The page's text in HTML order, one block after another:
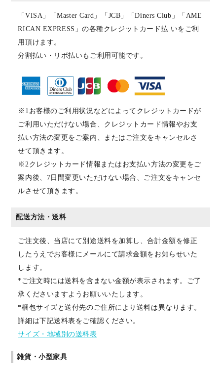
「VISA」「Master Card」「JCB」「Diners Club」「AME
RICAN EXPRESS」の各種クレジットカード払 いをご利
用頂けます。
分割払い・リボ払いもご利用可能です。
※1お客様のご利用状況などによってクレジットカードが
ご利用いただけない場合、クレジットカード情報やお支
払い方法の変更をご案内、またはご注文をキャンセルさ
せて頂きます。
※2クレジットカード情報またはお支払い方法の変更をご
案内後、7日間変更いただけない場合、ご注文をキャンセ
ルさせて頂きます。
配送方法・送料
ご注文後、当店にて別途送料を加算し、合計金額を修正
したうえでお客様にメールにて請求金額をお知らせいた
します。
*ご注文時には送料を含まない金額が表示されます。ご了
承くださいますようお願いいたします。
*梱包サイズと送付先のご住所により送料は異なります。
詳細は下記送料表をご確認ください。
サイズ・地域別の送料表
雑貨・小型家具